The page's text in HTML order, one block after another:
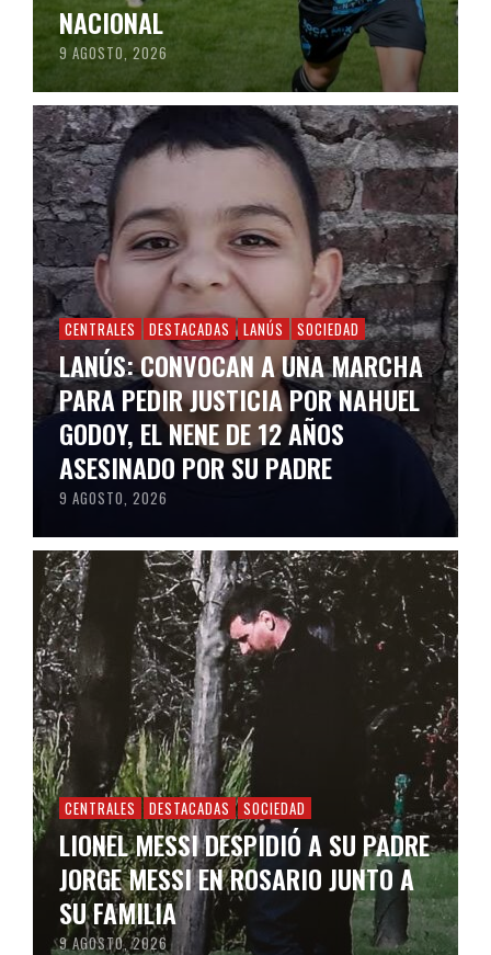
NACIONAL
9 AGOSTO, 2026
CENTRALES DESTACADAS LANÚS SOCIEDAD
LANÚS: CONVOCAN A UNA MARCHA
PARA PEDIR JUSTICIA POR NAHUEL
GODOY, EL NENE DE 12 AÑOS
ASESINADO POR SU PADRE
9 AGOSTO, 2026
CENTRALES DESTACADAS SOCIEDAD
LIONEL MESSI DESPIDIÓ A SU PADRE
JORGE MESSI EN ROSARIO JUNTO A
SU FAMILIA
9 AGOSTO, 2026